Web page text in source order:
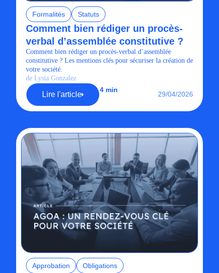
Formalités Statuts
Comment bien rédiger un procès-
verbal d’assemblée constitutive ?
Comment bien rédiger un procès-verbal d’assemblée
constitutive ? Les mentions clés pour sécuriser la création de
votre société.
de Lysia Gonzalez
Lire l'article
4 min
29/04/2026
Approbation Obligations